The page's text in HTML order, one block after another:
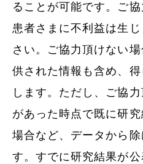
ることが可能です。ご協
患者さまに不利益は生
さい。ご協力頂けない
供された情報も含め、
します。ただし、ご協
があった時点で既に研
場合など、データから
す。すでに研究結果が